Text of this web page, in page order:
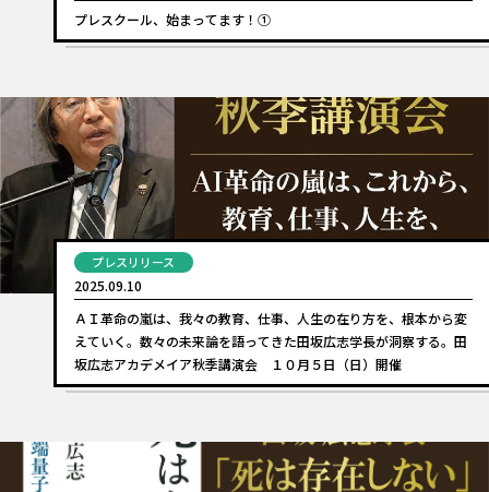
プレスクール、始まってます！①
プレスリリース
2025.09.10
ＡＩ革命の嵐は、我々の教育、仕事、人生の在り方を、根本から変
えていく。数々の未来論を語ってきた田坂広志学長が洞察する。田
坂広志アカデメイア秋季講演会 １０月５日（日）開催